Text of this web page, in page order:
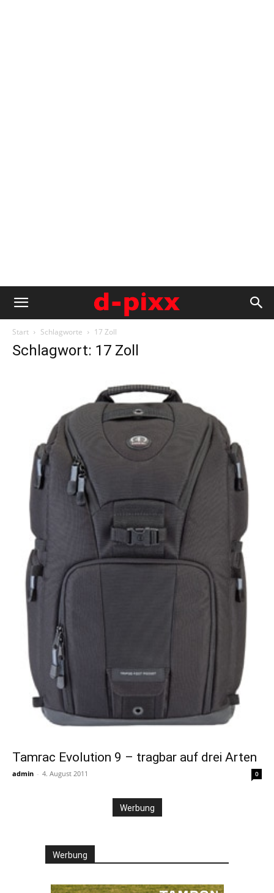
Start Schlagworte 17 Zoll
Schlagwort: 17 Zoll
Tamrac Evolution 9 – tragbar auf drei Arten
admin - 4. August 2011 0
Werbung
Werbung